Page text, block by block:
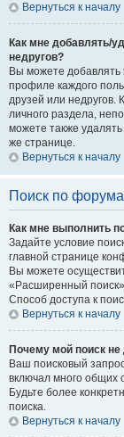
Вернуться к началу
Как мне добавлять/
недругов?
Вы можете добавлять
профиле каждого
друзей или недругов.
личного раздела,
можете также
же странице.
Вернуться к началу
Поиск по
Как мне выполнить
Задайте условие
главной странице
Вы можете
«Расширенный
Способ доступа к
Вернуться к началу
Почему мой поиск не
Ваш поисковый
включал много общих
Будьте более
поиска.
Вернуться к началу